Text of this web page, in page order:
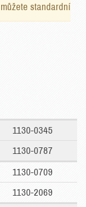
standardní
1130-0345
1130-0787
1130-0709
1130-2069